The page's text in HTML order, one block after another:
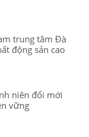
trung tâm Đà
động sản cao
niên đổi mới
vững